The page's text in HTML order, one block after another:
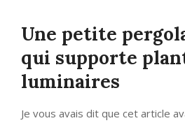
Une petite
qui supporte
luminaires
Je vous avais dit que cet article